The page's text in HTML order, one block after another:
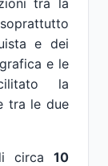
tra la
e dei
e le
la
tra le due
circa 10